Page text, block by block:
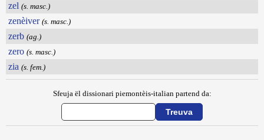
zel (s. masc.)
zenèiver (s. masc.)
zerb (ag.)
zero (s. masc.)
zia (s. fem.)
Sfeuja ël dissionari piemontèis-italian partend da: